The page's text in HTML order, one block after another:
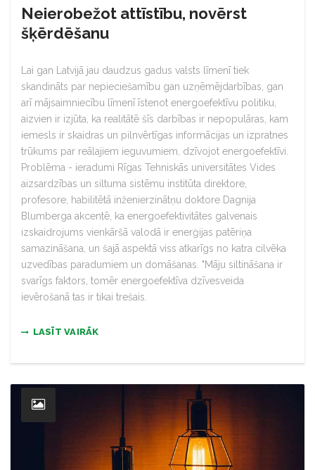
Neierobežot attīstību, novērst
šķērdēšanu
Lai gan Latvijā jau daudzus gadus valsts līmenī tiek
skandināts par nepieciešamību gan uzņēmējdarbības, gan
arī mājsaimniecību līmenī īstenot energoefektīvu politiku,
aizvien ir izjūta, ka realitātē šīs darbības ir nepopulāras, kam
iemesls ir skaidras un pilnvērtīgas informācijas un izpratnes
trūkums par reālajiem ieguvumiem, dzīvojot energoefektīvi.
Problēma - ieradumi Rīgas Tehniskās universitātes Vides
aizsardzības un siltuma sistēmu institūta direktore,
profesore, habilitētā inženierzinātņu doktore Dagnija
Blumberga akcentē, ka energoefektivitātes galvenais
izskaidrojums vienkāršā valodā ir enerģijas patēriņa
samazināšana, un šajā aspektā viss atkarīgs no katra cilvēka
uzvedības paradumiem un domāšanas. "Māju siltināšana ir
svarīgs faktors, tomēr energoefektīva dzīvesveida
ievērošanā tas ir tikai trešais.
LASĪT VAIRĀK